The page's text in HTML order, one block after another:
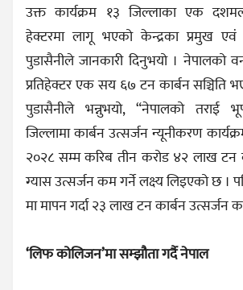
उक्त कार्यक्रम १३ जिल्लाका एक
हेक्टरमा लागू भएको केन्द्रका प्रमुख
पुडासैनीले जानकारी दिनुभयो । नेपालको
प्रतिहेक्टर एक सय ६७ टन कार्बन सञ्चिति
पुडासैनीले भन्नुभयो, “नेपालको तराई
जिल्लामा कार्बन उत्सर्जन न्यूनीकरण
२०२८ सम्म करिब तीन करोड ४२ लाख टन
ग्यास उत्सर्जन कम गर्ने लक्ष्य लिइएको छ ।
मा मापन गर्दा २३ लाख टन कार्बन उत्सर्जन
‘लिफ कोलिजन’मा सम्झौता गर्दै नेपाल